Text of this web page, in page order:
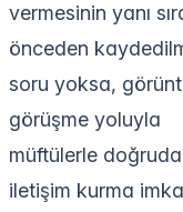
vermesinin yanı
önceden
soru yoksa,
görüşme yoluyla
müftülerle
iletişim kurma